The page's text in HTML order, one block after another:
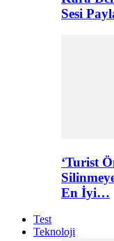
Sesi
‘Turist
En İyi…
Test
Teknoloji